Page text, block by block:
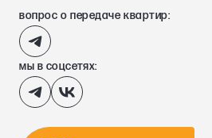
вопрос о передаче квартир:
мы в соцсетях: